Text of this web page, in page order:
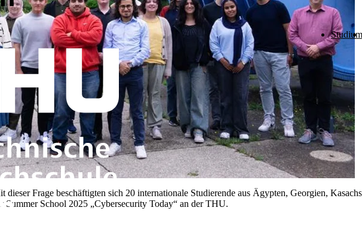
Studium
dieser Frage beschäftigten sich 20 internationale Studierende aus Ägypten, Georgien,
School 2025 „Cybersecurity Today“ an der THU.